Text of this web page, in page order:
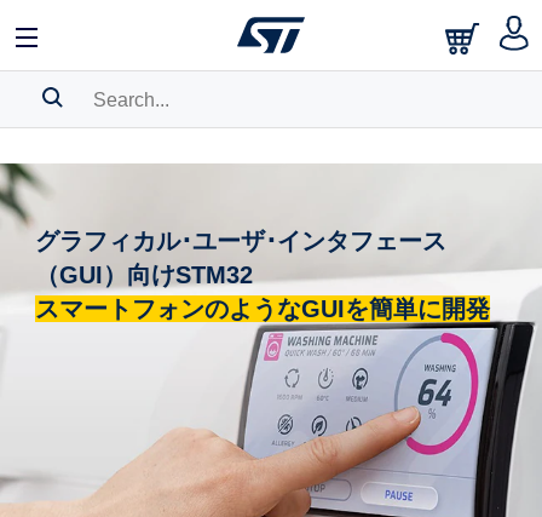
BOOKMARK
Pleaselog into show your saved searches.
グラフィカル･ユーザ･インタフェース
（GUI）向けSTM32
スマートフォンのようなGUIを簡単に開発